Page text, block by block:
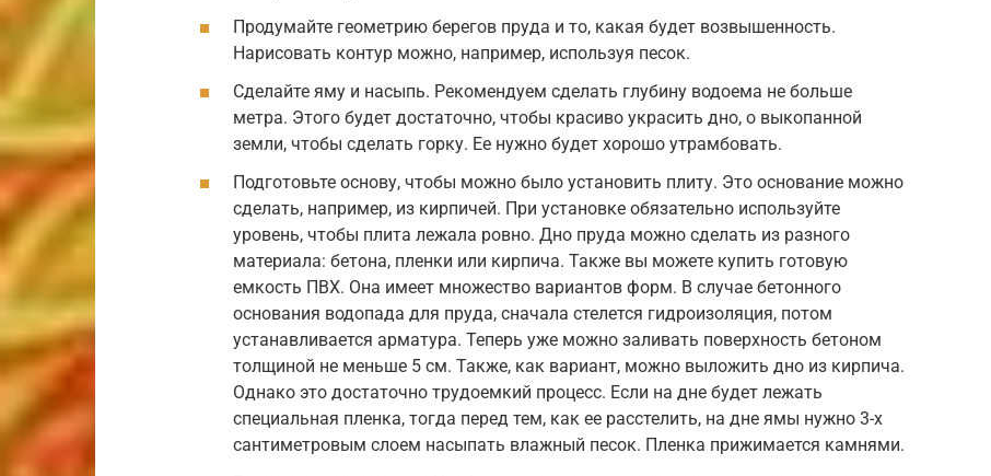
Продумайте геометрию берегов пруда и то, какая будет возвышенность.
Нарисовать контур можно, например, используя песок.
Сделайте яму и насыпь. Рекомендуем сделать глубину водоема не больше
метра. Этого будет достаточно, чтобы красиво украсить дно, о выкопанной
земли, чтобы сделать горку. Ее нужно будет хорошо утрамбовать.
Подготовьте основу, чтобы можно было установить плиту. Это основание можно
сделать, например, из кирпичей. При установке обязательно используйте
уровень, чтобы плита лежала ровно. Дно пруда можно сделать из разного
материала: бетона, пленки или кирпича. Также вы можете купить готовую
емкость ПВХ. Она имеет множество вариантов форм. В случае бетонного
основания водопада для пруда, сначала стелется гидроизоляция, потом
устанавливается арматура. Теперь уже можно заливать поверхность бетоном
толщиной не меньше 5 см. Также, как вариант, можно выложить дно из кирпича.
Однако это достаточно трудоемкий процесс. Если на дне будет лежать
специальная пленка, тогда перед тем, как ее расстелить, на дне ямы нужно 3-х
сантиметровым слоем насыпать влажный песок. Пленка прижимается камнями.